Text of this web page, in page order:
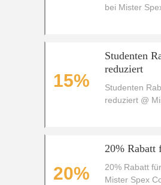
bei Mister
15%
Studenten
reduziert
Studenten
reduziert @
20%
20%
20% Rabatt
Mister Spex